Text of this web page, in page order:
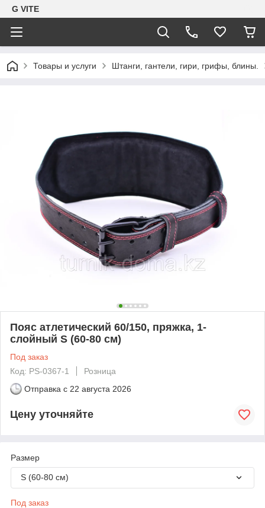
G VITE
Товары и услуги Штанги, гантели, гири, грифы, блины.
Пояс атлетический 60/150, пряжка, 1-
слойный S (60-80 см)
Под заказ
Код: PS-0367-1
Розница
Отправка с 22 августа 2026
Цену уточняйте
Размер
S (60-80 см)
Под заказ